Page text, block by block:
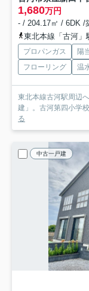
1,680万円
- / 204.17㎡ / 6DK /
東北本線「古河」
プロパンガス 陽
フローリング
温
東北本線古河駅周辺
建」。古河第四小学
る
中古一戸建